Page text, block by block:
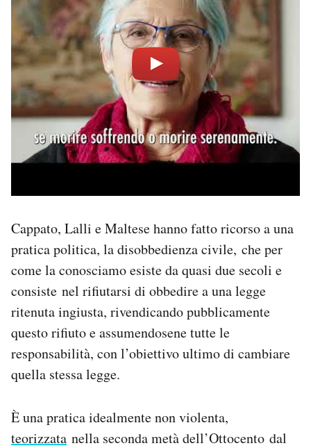
Cappato, Lalli e Maltese hanno fatto ricorso a una
pratica politica, la disobbedienza civile, che per
come la conosciamo esiste da quasi due secoli e
consiste nel rifiutarsi di obbedire a una legge
ritenuta ingiusta, rivendicando pubblicamente
questo rifiuto e assumendosene tutte le
responsabilità, con l’obiettivo ultimo di cambiare
quella stessa legge.
È una pratica idealmente non violenta,
teorizzata nella seconda metà dell’Ottocento dal